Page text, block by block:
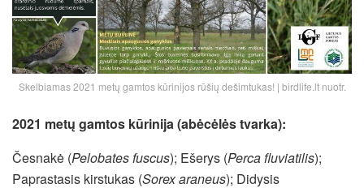
Skelbiamas 2021 metų gamtos kūrinijos rūšių dešimtukas! | birdlife.lt nuotr.
2021 metų gamtos kūrinija (abėcėlės tvarka):
Česnakė (Pelobates fuscus); Ešerys (Perca fluviatilis);
Paprastasis kirstukas (Sorex araneus); Didysis